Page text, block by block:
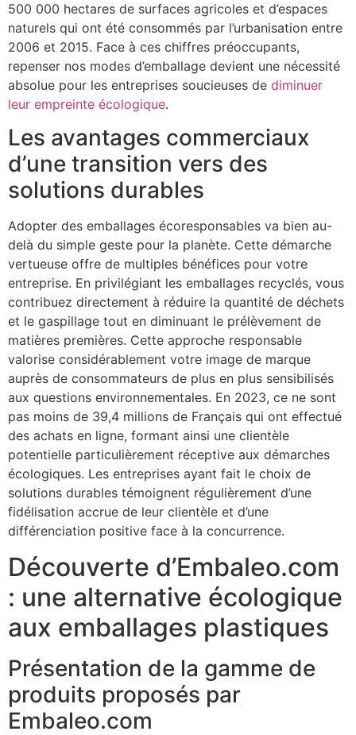
500 000 hectares de surfaces agricoles et d’espaces
naturels qui ont été consommés par l’urbanisation entre
2006 et 2015. Face à ces chiffres préoccupants,
repenser nos modes d’emballage devient une nécessité
absolue pour les entreprises soucieuses de diminuer
leur empreinte écologique.
Les avantages commerciaux
d’une transition vers des
solutions durables
Adopter des emballages écoresponsables va bien au-
delà du simple geste pour la planète. Cette démarche
vertueuse offre de multiples bénéfices pour votre
entreprise. En privilégiant les emballages recyclés, vous
contribuez directement à réduire la quantité de déchets
et le gaspillage tout en diminuant le prélèvement de
matières premières. Cette approche responsable
valorise considérablement votre image de marque
auprès de consommateurs de plus en plus sensibilisés
aux questions environnementales. En 2023, ce ne sont
pas moins de 39,4 millions de Français qui ont effectué
des achats en ligne, formant ainsi une clientèle
potentielle particulièrement réceptive aux démarches
écologiques. Les entreprises ayant fait le choix de
solutions durables témoignent régulièrement d’une
fidélisation accrue de leur clientèle et d’une
différenciation positive face à la concurrence.
Découverte d’Embaleo.com
: une alternative écologique
aux emballages plastiques
Présentation de la gamme de
produits proposés par
Embaleo.com